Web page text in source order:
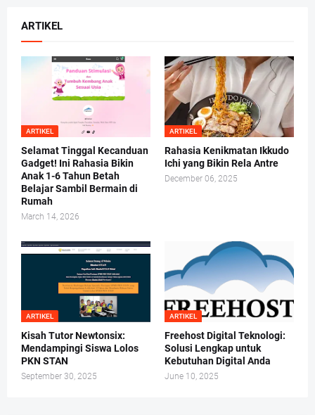
ARTIKEL
ARTIKEL
Selamat Tinggal Kecanduan
Gadget! Ini Rahasia Bikin
Anak 1-6 Tahun Betah
Belajar Sambil Bermain di
Rumah
March 14, 2026
ARTIKEL
Rahasia Kenikmatan Ikkudo
Ichi yang Bikin Rela Antre
December 06, 2025
ARTIKEL
Kisah Tutor Newtonsix:
Mendampingi Siswa Lolos
PKN STAN
September 30, 2025
ARTIKEL
Freehost Digital Teknologi:
Solusi Lengkap untuk
Kebutuhan Digital Anda
June 10, 2025